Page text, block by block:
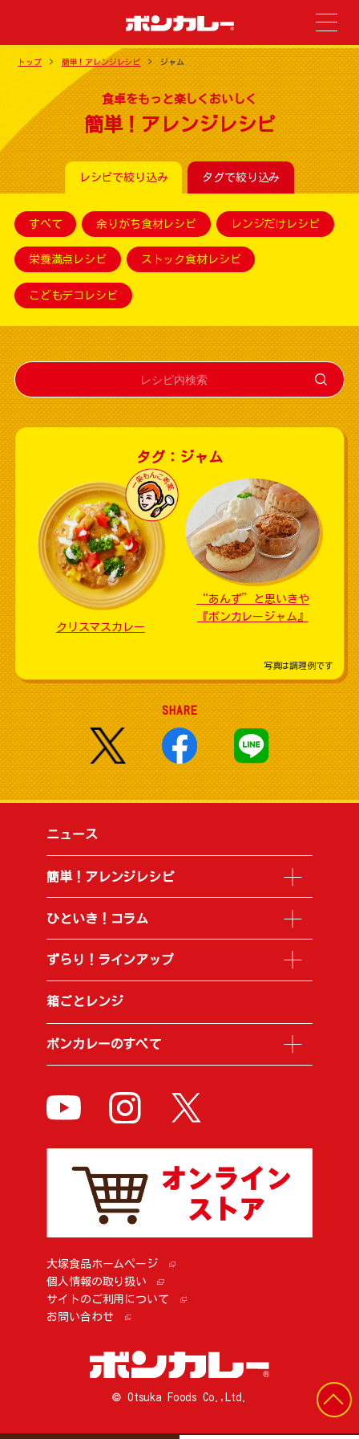
トップ 簡単！アレンジレシピ ジャム
食卓をもっと楽しくおいしく
簡単！アレンジレシピ
レシピで絞り込み タグで絞り込み
すべて 余りがち食材レシピ レンジだけレシピ
栄養満点レシピ ストック食材レシピ
こどもデコレシピ
タグ：ジャム
クリスマスカレー
“あんず”と思いきや
『ボンカレージャム』
写真は調理例です
SHARE
ニュース
簡単！アレンジレシピ
ひといき！コラム
ずらり！ラインアップ
箱ごとレンジ
ボンカレーのすべて
大塚食品ホームページ
個人情報の取り扱い
サイトのご利用について
お問い合わせ
© Otsuka Foods Co.,Ltd.